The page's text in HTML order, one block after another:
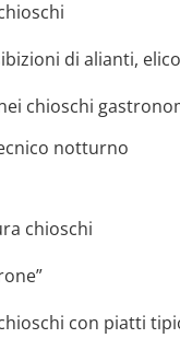
di alianti,
chioschi
notturno
chioschi
con piatti